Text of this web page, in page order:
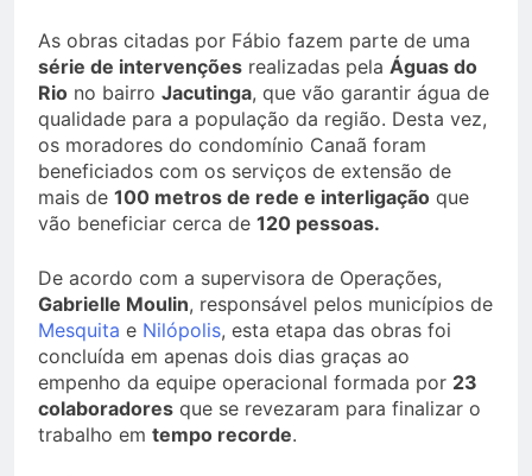
As obras citadas por Fábio fazem parte de uma
série de intervenções realizadas pela Águas do
Rio no bairro Jacutinga, que vão garantir água de
qualidade para a população da região. Desta vez,
os moradores do condomínio Canaã foram
beneficiados com os serviços de extensão de
mais de 100 metros de rede e interligação que
vão beneficiar cerca de 120 pessoas.
De acordo com a supervisora de Operações,
Gabrielle Moulin, responsável pelos municípios de
Mesquita e Nilópolis, esta etapa das obras foi
concluída em apenas dois dias graças ao
empenho da equipe operacional formada por 23
colaboradores que se revezaram para finalizar o
trabalho em tempo recorde.